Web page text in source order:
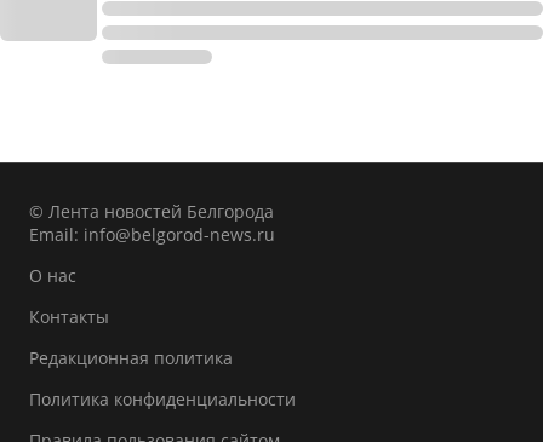
© Лента новостей Белгорода
Email: info@belgorod-news.ru
О нас
Контакты
Редакционная политика
Политика конфиденциальности